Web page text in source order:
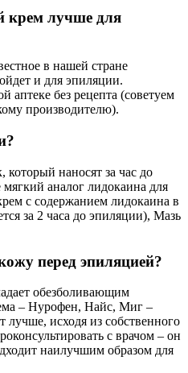
крем лучше для
в нашей стране
и для эпиляции.
без рецепта (советуем
производителю).
наносят за час до
аналог лидокаина для
с содержанием лидокаина в
за 2 часа до эпиляции), Мазь
перед эпиляцией?
обезболивающим
– Нурофен, Найс, Миг –
исходя из собственного
с врачом – он
наилучшим образом для